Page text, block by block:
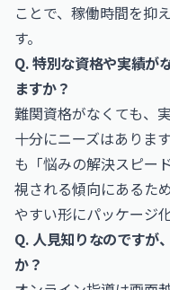
ことで、稼働時間を抑
す。
Q. 特別な資格や実績が
ますか？
難関資格がなくても、
十分にニーズはありま
も「悩みの解決スピー
視される傾向にあるた
やすい形にパッケージ
Q. 人見知りなのですが
か？